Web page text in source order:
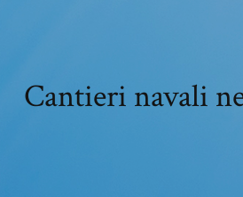
Cantieri navali